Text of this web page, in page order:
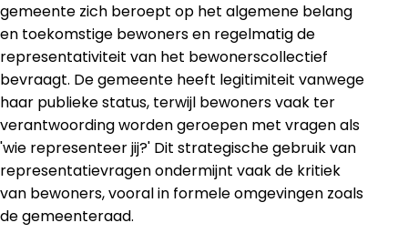
gemeente zich beroept op het algemene belang
en toekomstige bewoners en regelmatig de
representativiteit van het bewonerscollectief
bevraagt. De gemeente heeft legitimiteit vanwege
haar publieke status, terwijl bewoners vaak ter
verantwoording worden geroepen met vragen als
'wie representeer jij?' Dit strategische gebruik van
representatievragen ondermijnt vaak de kritiek
van bewoners, vooral in formele omgevingen zoals
de gemeenteraad.